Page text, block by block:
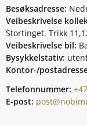
Besøksadresse:
Veibeskrivelse
Stortinget. Trikk
Veibeskrivelse bil:
Bysykkelstativ:
Kontor-/
Telefonnummer:
E-post: